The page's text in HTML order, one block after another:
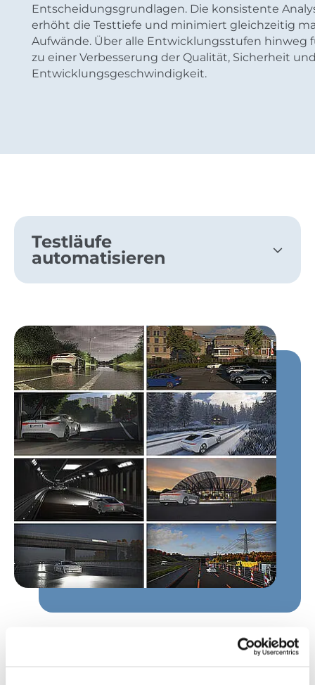
Entscheidungsgrundlagen. Die konsistente
erhöht die Testtiefe und minimiert gleichzeitig
Aufwände. Über alle Entwicklungsstufen hinweg
zu einer Verbesserung der Qualität, Sicherheit
Entwicklungsgeschwindigkeit.
Testläufe
automatisieren
Automatisierte Testläufe ermöglichen eine
selbstständige Testdurchführung, gesteuert